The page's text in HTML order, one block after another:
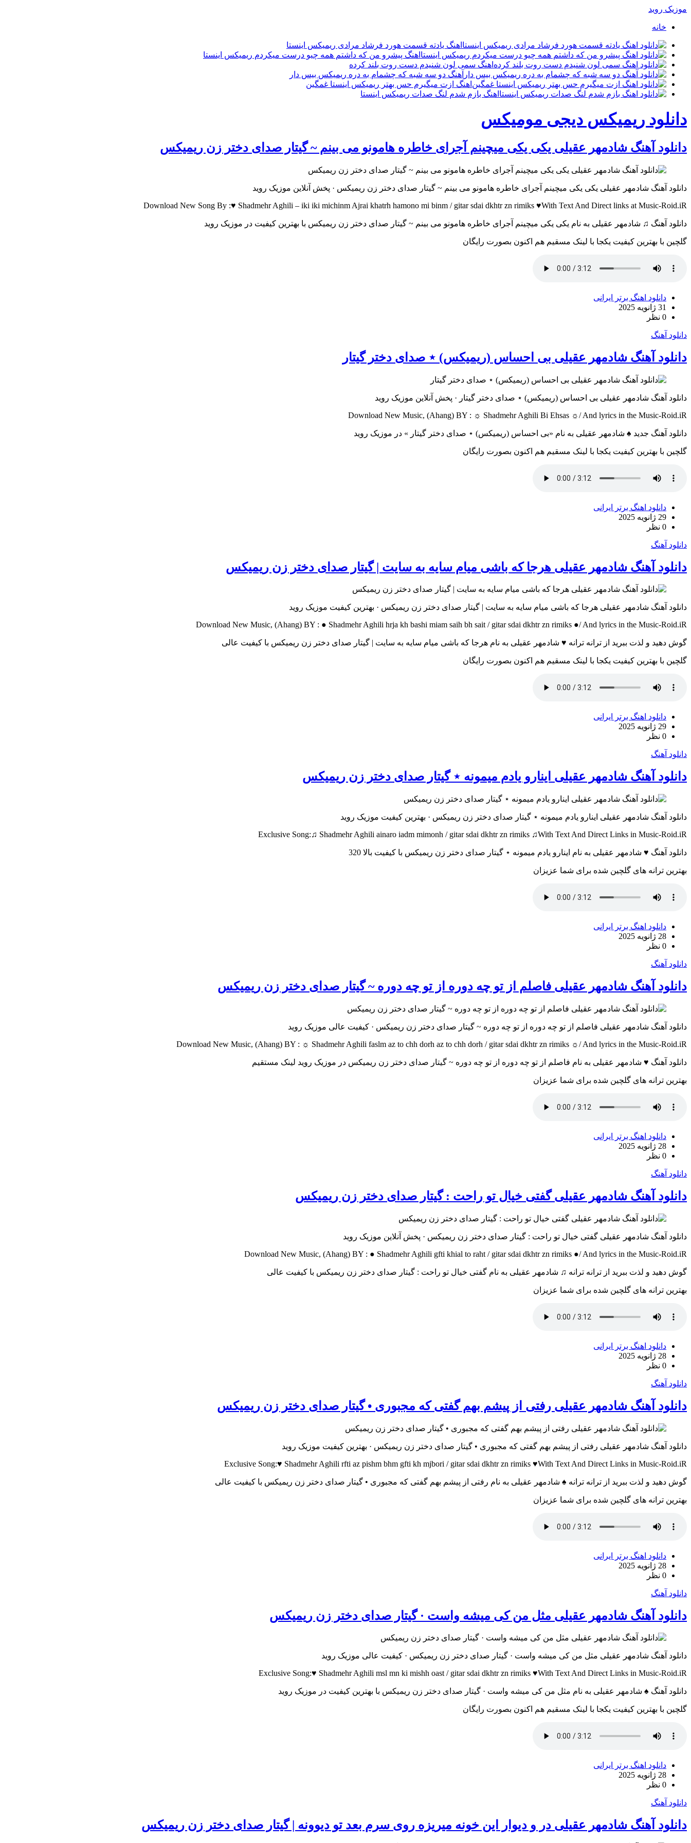
موزیک روید
خانه
اهنگ یادته قسمت هورد فرشاد مرادی ریمیکس اینستا
اهنگ پیشرو من که داشتم همه چیو درست میکردم ریمیکس اینستا
اهنگ سمی لون شنیدم دست روت بلند کرده
آهنگ دو سه شبه که چشمام به دره ریمیکس بیس دار
اهنگ ازت میگیرم حس بهتر ریمیکس اینستا غمگین
اهنگ بازم شدم لنگ صدات ریمیکس اینستا
دانلود ریمیکس دیجی مومیکس
دانلود آهنگ شادمهر عقیلی یکی یکی میچینم آجرای خاطره هامونو می بینم ~ گیتار صدای دختر زن ریمیکس
دانلود آهنگ شادمهر عقیلی یکی یکی میچینم آجرای خاطره هامونو می بینم ~ گیتار صدای دختر زن ریمیکس · پخش آنلاین موزیک روید
Download New Song By :♥ Shadmehr Aghili – iki iki michinm Ajrai khatrh hamono mi binm / gitar sdai dkhtr zn rimiks ♥With Text And Direct links at Music-Roid.iR
دانلود آهنگ ♫ شادمهر عقیلی به نام یکی یکی میچینم آجرای خاطره هامونو می بینم ~ گیتار صدای دختر زن ریمیکس با بهترین کیفیت در موزیک روید
گلچین با بهترین کیفیت یکجا با لینک مسقیم هم اکنون بصورت رایگان
دانلود اهنگ برتر ایرانی
31 ژانویه 2025
0 نظر
دانلود آهنگ
دانلود آهنگ شادمهر عقیلی بی احساس (ریمیکس) ⋆ صدای دختر گیتار
دانلود آهنگ شادمهر عقیلی بی احساس (ریمیکس) ⋆ صدای دختر گیتار · پخش آنلاین موزیک روید
Download New Music, (Ahang) BY : ☼ Shadmehr Aghili Bi Ehsas ☼/ And lyrics in the Music-Roid.iR
دانلود آهنگ جدید ♠ شادمهر عقیلی به نام «بی احساس (ریمیکس) ⋆ صدای دختر گیتار » در موزیک روید
گلچین با بهترین کیفیت یکجا با لینک مسقیم هم اکنون بصورت رایگان
دانلود اهنگ برتر ایرانی
29 ژانویه 2025
0 نظر
دانلود آهنگ
دانلود آهنگ شادمهر عقیلی هرجا که باشی میام سایه به سایت | گیتار صدای دختر زن ریمیکس
دانلود آهنگ شادمهر عقیلی هرجا که باشی میام سایه به سایت | گیتار صدای دختر زن ریمیکس · بهترین کیفیت موزیک روید
Download New Music, (Ahang) BY : ● Shadmehr Aghili hrja kh bashi miam saih bh sait / gitar sdai dkhtr zn rimiks ●/ And lyrics in the Music-Roid.iR
گوش دهید و لذت ببرید از ترانه ترانه ♥ شادمهر عقیلی به نام هرجا که باشی میام سایه به سایت | گیتار صدای دختر زن ریمیکس با کیفیت عالی
گلچین با بهترین کیفیت یکجا با لینک مسقیم هم اکنون بصورت رایگان
دانلود اهنگ برتر ایرانی
29 ژانویه 2025
0 نظر
دانلود آهنگ
دانلود آهنگ شادمهر عقیلی اینارو یادم میمونه ⋆ گیتار صدای دختر زن ریمیکس
دانلود آهنگ شادمهر عقیلی اینارو یادم میمونه ⋆ گیتار صدای دختر زن ریمیکس · بهترین کیفیت موزیک روید
Exclusive Song:♫ Shadmehr Aghili ainaro iadm mimonh / gitar sdai dkhtr zn rimiks ♫With Text And Direct Links in Music-Roid.iR
دانلود آهنگ ♥ شادمهر عقیلی به نام اینارو یادم میمونه ⋆ گیتار صدای دختر زن ریمیکس با کیفیت بالا 320
بهترین ترانه های گلچین شده برای شما عزیزان
دانلود اهنگ برتر ایرانی
28 ژانویه 2025
0 نظر
دانلود آهنگ
دانلود آهنگ شادمهر عقیلی فاصلم از تو چه دوره از تو چه دوره ~ گیتار صدای دختر زن ریمیکس
دانلود آهنگ شادمهر عقیلی فاصلم از تو چه دوره از تو چه دوره ~ گیتار صدای دختر زن ریمیکس · کیفیت عالی موزیک روید
Download New Music, (Ahang) BY : ☼ Shadmehr Aghili faslm az to chh dorh az to chh dorh / gitar sdai dkhtr zn rimiks ☼/ And lyrics in the Music-Roid.iR
دانلود آهنگ ♥ شادمهر عقیلی به نام فاصلم از تو چه دوره از تو چه دوره ~ گیتار صدای دختر زن ریمیکس در موزیک روید لینک مستقیم
بهترین ترانه های گلچین شده برای شما عزیزان
دانلود اهنگ برتر ایرانی
28 ژانویه 2025
0 نظر
دانلود آهنگ
دانلود آهنگ شادمهر عقیلی گفتی خیال تو راحت : گیتار صدای دختر زن ریمیکس
دانلود آهنگ شادمهر عقیلی گفتی خیال تو راحت : گیتار صدای دختر زن ریمیکس · پخش آنلاین موزیک روید
Download New Music, (Ahang) BY : ● Shadmehr Aghili gfti khial to raht / gitar sdai dkhtr zn rimiks ●/ And lyrics in the Music-Roid.iR
گوش دهید و لذت ببرید از ترانه ترانه ♫ شادمهر عقیلی به نام گفتی خیال تو راحت : گیتار صدای دختر زن ریمیکس با کیفیت عالی
بهترین ترانه های گلچین شده برای شما عزیزان
دانلود اهنگ برتر ایرانی
28 ژانویه 2025
0 نظر
دانلود آهنگ
دانلود آهنگ شادمهر عقیلی رفتی از پیشم بهم گفتی که مجبوری • گیتار صدای دختر زن ریمیکس
دانلود آهنگ شادمهر عقیلی رفتی از پیشم بهم گفتی که مجبوری • گیتار صدای دختر زن ریمیکس · بهترین کیفیت موزیک روید
Exclusive Song:♥ Shadmehr Aghili rfti az pishm bhm gfti kh mjbori / gitar sdai dkhtr zn rimiks ♥With Text And Direct Links in Music-Roid.iR
گوش دهید و لذت ببرید از ترانه ترانه ♠ شادمهر عقیلی به نام رفتی از پیشم بهم گفتی که مجبوری • گیتار صدای دختر زن ریمیکس با کیفیت عالی
بهترین ترانه های گلچین شده برای شما عزیزان
دانلود اهنگ برتر ایرانی
28 ژانویه 2025
0 نظر
دانلود آهنگ
دانلود آهنگ شادمهر عقیلی مثل من کی میشه واست · گیتار صدای دختر زن ریمیکس
دانلود آهنگ شادمهر عقیلی مثل من کی میشه واست · گیتار صدای دختر زن ریمیکس · کیفیت عالی موزیک روید
Exclusive Song:♥ Shadmehr Aghili msl mn ki mishh oast / gitar sdai dkhtr zn rimiks ♥With Text And Direct Links in Music-Roid.iR
دانلود آهنگ ♠ شادمهر عقیلی به نام مثل من کی میشه واست · گیتار صدای دختر زن ریمیکس با بهترین کیفیت در موزیک روید
گلچین با بهترین کیفیت یکجا با لینک مسقیم هم اکنون بصورت رایگان
دانلود اهنگ برتر ایرانی
28 ژانویه 2025
0 نظر
دانلود آهنگ
دانلود آهنگ شادمهر عقیلی در و دیوار این خونه میریزه روی سرم بعد تو دیوونه | گیتار صدای دختر زن ریمیکس